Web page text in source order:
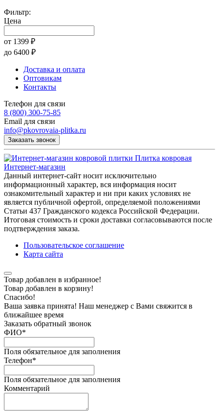
Фильтр:
Цена
от 1399 ₽
до 6400 ₽
Доставка и оплата
Оптовикам
Контакты
Телефон для связи
8 (800) 300-75-85
Email для связи
info@pkovrovaia-plitka.ru
Заказать звонок
Плитка ковровая
Интернет-магазин
Данный интернет-сайт носит исключительно
информационный характер, вся информация носит
ознакомительный характер и ни при каких условиях не
является публичной офертой, определяемой положениями
Статьи 437 Гражданского кодекса Российской Федерации.
Итоговая стоимость и сроки доставки согласовываются после
подтверждения заказа.
Пользовательское соглашение
Карта сайта
Товар добавлен в избранное!
Товар добавлен в корзину!
Спасибо!
Ваша заявка принята! Наш менеджер с Вами свяжится в
ближайшее время
Заказать обратный звонок
ФИО*
Поля обязательное для заполнения
Телефон*
Поля обязательное для заполнения
Комментарий